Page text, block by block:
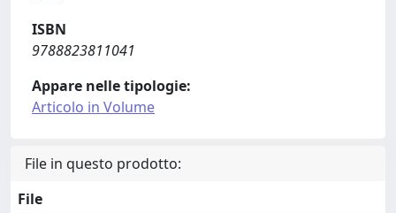
ISBN
9788823811041
Appare nelle tipologie:
Articolo in Volume
File in questo prodotto:
File